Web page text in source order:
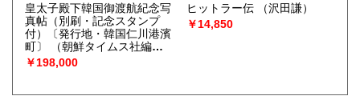
皇太子殿下韓国御渡航紀念写
真帖（別刷・記念スタンプ
付）〔発行地・韓国仁川港濱
町〕
（朝鮮タイムス社編輯
部／編）
￥198,000
ヒットラー伝
（沢田謙）
￥14,850